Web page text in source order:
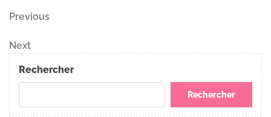
Navigation
de
l’article
Previous
Previous
Next
Post
Next
Rechercher
Rechercher